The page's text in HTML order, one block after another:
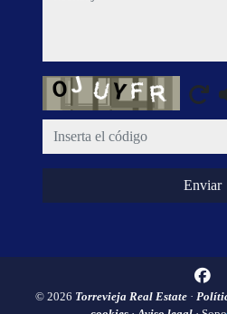
Captcha
Enviar
© 2026 Torrevieja Real Estate ·